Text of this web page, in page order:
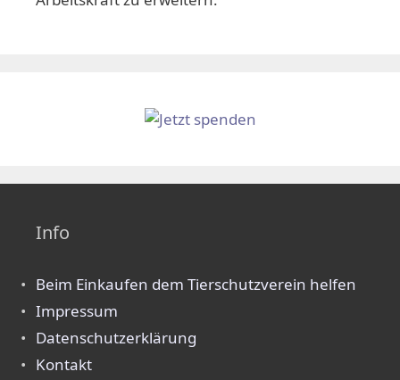
Info
Beim Einkaufen dem Tierschutzverein helfen
Impressum
Datenschutzerklärung
Kontakt